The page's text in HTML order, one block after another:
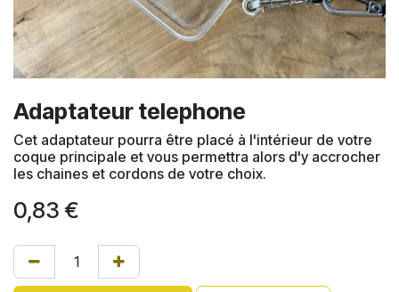
Adaptateur telephone
Cet adaptateur pourra être placé à l'intérieur de votre
coque principale et vous permettra alors d'y accrocher
les chaines et cordons de votre choix.
0,83 €